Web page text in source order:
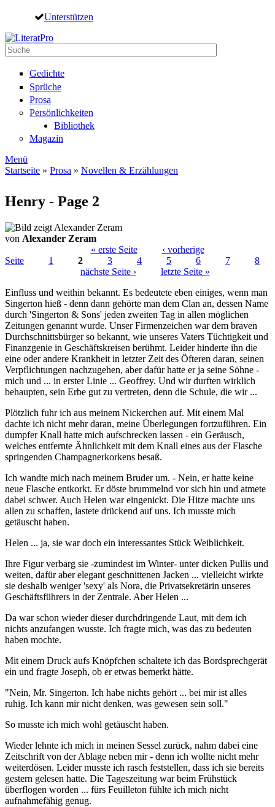
Direkt zum Inhalt
Unterstützen
Suche
Gedichte
Sprüche
Prosa
Persönlichkeiten
Bibliothek
Magazin
Menü
Startseite » Prosa » Novellen & Erzählungen
Henry - Page 2
von Alexander Zeram
Seiten
« erste Seite
‹ vorherige
Seite
1 2 3 4 5 6 7
8
nächste Seite ›
letzte Seite »
Einfluss und weithin bekannt. Es bedeutete eben einiges, wenn man
Singerton hieß - denn dann gehörte man dem Clan an, dessen Name
durch 'Singerton & Sons' jeden zweiten Tag in allen möglichen
Zeitungen genannt wurde. Unser Firmenzeichen war dem braven
Durchschnittsbürger so bekannt, wie unseres Vaters Tüchtigkeit und
Finanzgenie in Geschäftskreisen berühmt. Leider hinderte ihn die
eine oder andere Krankheit in letzter Zeit des Öfteren daran, seinen
Verpflichtungen nachzugehen, aber dafür hatte er ja seine Söhne -
mich und ... in erster Linie ... Geoffrey. Und wir durften wirklich
behaupten, sein Erbe gut zu vertreten, denn die Schule, die wir ...
Plötzlich fuhr ich aus meinem Nickerchen auf. Mit einem Mal
dachte ich nicht mehr daran, meine Überlegungen fortzuführen. Ein
dumpfer Knall hatte mich aufschrecken lassen - ein Geräusch,
welches entfernte Ähnlichkeit mit dem Knall eines aus der Flasche
springenden Champagnerkorkens besaß.
Ich wandte mich nach meinem Bruder um. - Nein, er hatte keine
neue Flasche entkorkt. Er döste brummelnd vor sich hin und atmete
dabei schwer. Auch Helen war eingenickt. Die Hitze machte uns
allen zu schaffen, lastete drückend auf uns. Ich musste mich
getäuscht haben.
Helen ... ja, sie war doch ein interessantes Stück Weiblichkeit.
Ihre Figur verbarg sie -zumindest im Winter- unter dicken Pullis und
weiten, dafür aber elegant geschnittenen Jacken ... vielleicht wirkte
sie deshalb weniger 'sexy' als Nora, die Privatsekretärin unseres
Geschäftsführers in der Zentrale. Aber Helen ...
Da war schon wieder dieser durchdringende Laut, mit dem ich
nichts anzufangen wusste. Ich fragte mich, was das zu bedeuten
haben mochte.
Mit einem Druck aufs Knöpfchen schaltete ich das Bordsprechgerät
ein und fragte Joseph, ob er etwas bemerkt hätte.
"Nein, Mr. Singerton. Ich habe nichts gehört ... bei mir ist alles
ruhig. Ich kann mir nicht denken, was gewesen sein soll."
So musste ich mich wohl getäuscht haben.
Wieder lehnte ich mich in meinen Sessel zurück, nahm dabei eine
Zeitschrift von der Ablage neben mir - denn ich wollte nicht mehr
weiterdösen. Leider musste ich rasch feststellen, dass ich sie bereits
gestern gelesen hatte. Die Tageszeitung war beim Frühstück
überflogen worden ... fürs Feuilleton fühlte ich mich nicht
aufnahmefähig genug.